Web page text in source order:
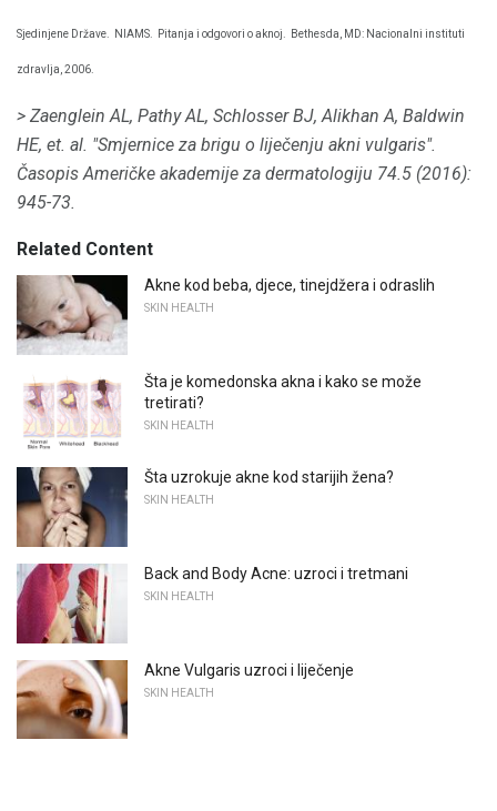
Sjedinjene Države. NIAMS. Pitanja i odgovori o aknoj. Bethesda, MD: Nacionalni instituti
zdravlja, 2006.
> Zaenglein AL, Pathy AL, Schlosser BJ, Alikhan A, Baldwin
HE, et. al. "Smjernice za brigu o liječenju akni vulgaris".
Časopis Američke akademije za dermatologiju 74.5 (2016):
945-73.
Related Content
Akne kod beba, djece, tinejdžera i odraslih
SKIN HEALTH
Šta je komedonska akna i kako se može
tretirati?
SKIN HEALTH
Šta uzrokuje akne kod starijih žena?
SKIN HEALTH
Back and Body Acne: uzroci i tretmani
SKIN HEALTH
Akne Vulgaris uzroci i liječenje
SKIN HEALTH